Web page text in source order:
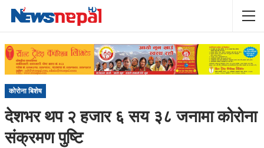
कोरोना बिशेष
देशभर थप २ हजार ६ सय ३८ जनामा कोरोना
संक्रमण पुष्टि